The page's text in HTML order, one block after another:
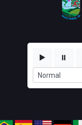
▶️ ⏸️